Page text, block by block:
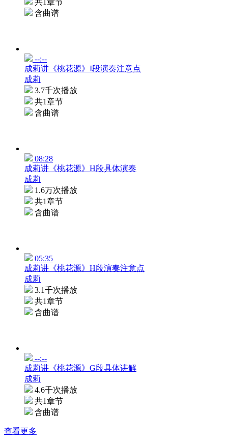
共1章节
含曲谱
--:--
成莉讲《桃花源》I段演奏注意点
成莉
3.7千次播放
共1章节
含曲谱
08:28
成莉讲《桃花源》H段具体演奏
成莉
1.6万次播放
共1章节
含曲谱
05:35
成莉讲《桃花源》H段演奏注意点
成莉
3.1千次播放
共1章节
含曲谱
--:--
成莉讲《桃花源》G段具体讲解
成莉
4.6千次播放
共1章节
含曲谱
查看更多